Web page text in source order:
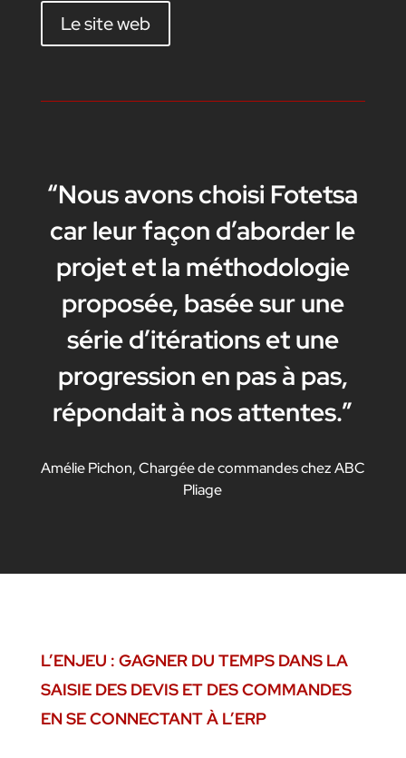
Le site web
“Nous avons choisi Fotetsa
car leur façon d’aborder le
projet et la méthodologie
proposée, basée sur une
série d’itérations et une
progression en pas à pas,
répondait à nos attentes.”
Amélie Pichon, Chargée de commandes chez ABC
Pliage
L’ENJEU : GAGNER DU TEMPS DANS LA
SAISIE DES DEVIS ET DES COMMANDES
EN SE CONNECTANT À L’ERP